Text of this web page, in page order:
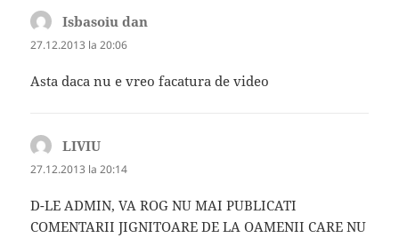
Isbasoiu dan
27.12.2013 la 20:06
Asta daca nu e vreo facatura de video
LIVIU
27.12.2013 la 20:14
D-LE ADMIN, VA ROG NU MAI PUBLICATI
COMENTARII JIGNITOARE DE LA OAMENII CARE NU